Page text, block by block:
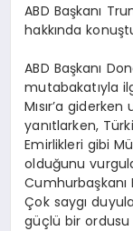
ABD Başkanı
hakkında
ABD Başkanı
mutabakatıyla
Mısır’a
yanıtlarken,
Emirlikleri gibi
olduğunu
Çok saygı
güçlü bir ordusu